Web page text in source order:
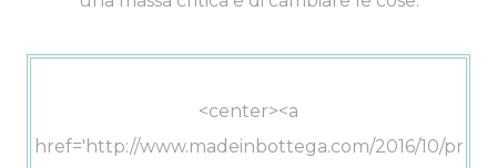
<center><a
href='http://www.madeinbottega.com/2016/10/pr